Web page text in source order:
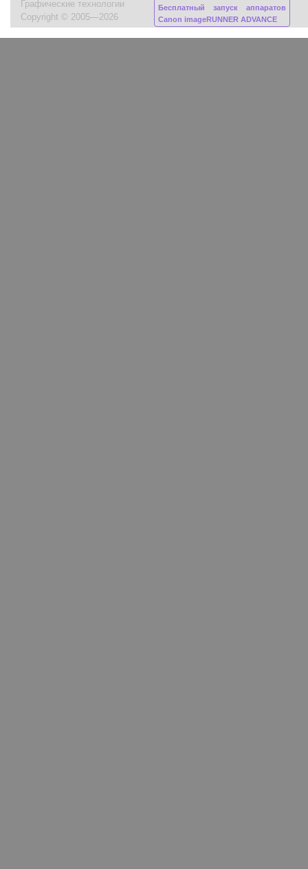
Графические технологии
Copyright © 2005—2026
Бесплатный запуск аппаратов
Canon imageRUNNER ADVANCE